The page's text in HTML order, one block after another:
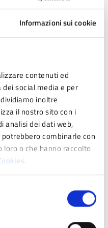
Informazioni sui cookie
contenuti ed
social media e per
inoltre
il nostro sito con i
analisi dei dati web,
combinarle con
o che hanno raccolto
servizi
scolastici e per la
e di concessione
l’applicazione
di famiglie con più